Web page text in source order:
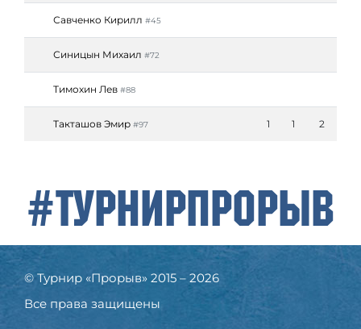
Савченко Кирилл #45
Синицын Михаил #72
Тимохин Лев #88
Такташов Эмир #97 1 1 2
#ТурнирПрорыв
© Турнир «Прорыв» 2015 – 2026
Все права защищены